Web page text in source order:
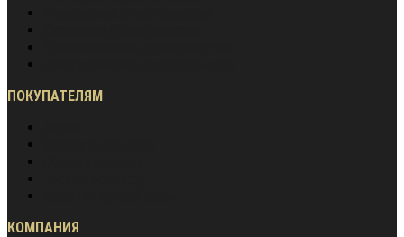
ПОКУПАТЕЛЯМ
КОМПАНИЯ